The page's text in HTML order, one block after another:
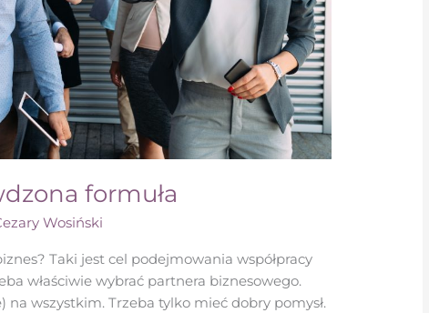
formuła
Wosiński
Taki jest cel podejmowania współpracy
właściwie wybrać partnera biznesowego.
wszystkim. Trzeba tylko mieć dobry pomysł.